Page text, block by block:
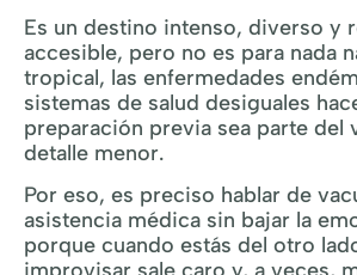
Es un destino intenso, diverso y
accesible, pero no es para nada
tropical, las enfermedades
sistemas de salud desiguales
preparación previa sea parte del
detalle menor.
Por eso, es preciso hablar de
asistencia médica sin bajar la
porque cuando estás del otro